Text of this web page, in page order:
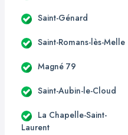
Saint-Génard
Saint-Romans-lès-Melle
Magné 79
Saint-Aubin-le-Cloud
La Chapelle-Saint-
Laurent